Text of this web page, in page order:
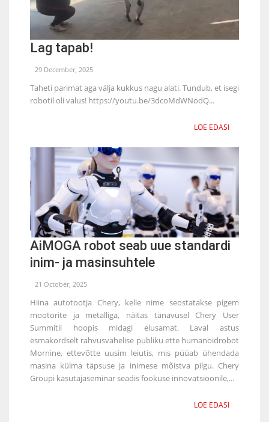
Lag tapab!
29 December, 2025
Taheti parimat aga välja kukkus nagu alati. Tundub, et isegi
robotil oli valus! https://youtu.be/3dcoMdWNodQ...
LOE EDASI
AiMOGA robot seab uue standardi
inim- ja masinsuhtele
21 October, 2025
Hiina autotootja Chery, kelle nime seostatakse pigem
mootorite ja metalliga, näitas tänavusel Chery User
Summitil hoopis midagi elusamat. Laval astus
esmakordselt rahvusvahelise publiku ette humanoidrobot
Mornine, ettevõtte uusim leiutis, mis püüab ühendada
masina külma täpsuse ja inimese mõistva pilgu. Chery
Groupi kasutajaseminar seadis fookuse innovatsioonile,...
LOE EDASI